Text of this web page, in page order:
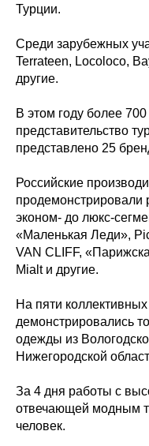
Турции.
Среди зарубежных
Terrateen, Locoloco,
другие.
В этом году более
представительство
представлено 25
Российские
продемонстрировали
эконом- до люкс-
«Маленькая Леди»,
VAN CLIFF,
Mialt и другие.
На пяти
демонстрировались
одежды из
Нижегородской
За 4 дня работы с
отвечающей модным
человек.